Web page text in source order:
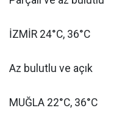
İZMİR 24°C, 36°C
Az bulutlu ve açık
MUĞLA 22°C, 36°C